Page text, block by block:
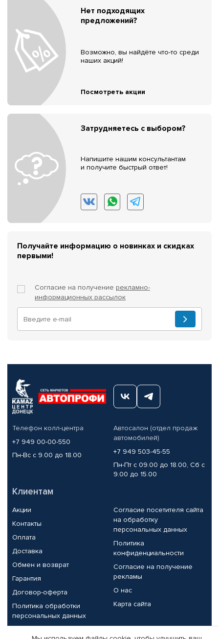
Нет подходящих
предложений?
Возможно, вы найдёте что-то среди
наших акций!
Посмотреть акции
Затрудняетесь с выбором?
Напишите нашим консультантам
и получите быстрый ответ!
Получайте информацию о новинках и скидках
первыми!
Согласие на получение рекламно-
информационных рассылок
Телефон колл-центра
+7 949 00-00-550
Пн-Вс с 9.00 до 18.00
Автосалон (отдел продаж
автомобилей)
+7 949 503-45-55
Пн-Пт с 09.00 до 18.00, Сб с
9.00 до 15.00
Клиентам
Акции
Контакты
Оплата
Доставка
Обмен и возврат
Гарантия
Договор-оферта
Политика обработки
персональных данных
Согласие посетителя сайта
на обработку
персональных данных
Политика
конфиденциальности
Согласие на получение
рекламы
О нас
Карта сайта